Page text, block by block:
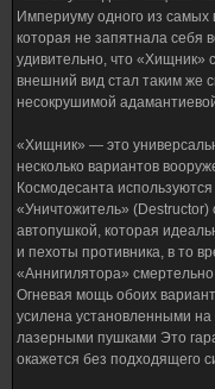
Империуму одного из
которая не запятнала себя
удивительно, что «Хищник»
внешний вид стал таким же
несокрушимой
«Хищник» — это
несколько вариантов
Космодесанта
«Уничтожитель»
автопушкой, которая
и пехоты противника, в то
«Аннигилятора»
Огневая мощь обоих
усилена установленными
лазерными пушками Это
окажется без подходящего